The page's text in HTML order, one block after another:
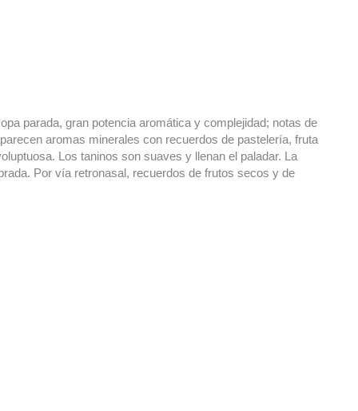
parada, gran potencia aromática y complejidad; notas de
aromas minerales con recuerdos de pastelería, fruta
Los taninos son suaves y llenan el paladar. La
Por vía retronasal, recuerdos de frutos secos y de